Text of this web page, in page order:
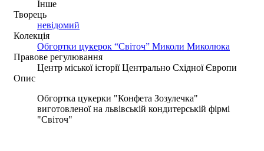
Інше
Творець
невідомий
Колекція
Обгортки цукерок “Світоч” Миколи Миколюка
Правове регулювання
Центр міської історії Центрально Східної Європи
Опис
Обгортка цукерки "Конфета Зозулечка"
виготовленої на львівській кондитерській фірмі
"Світоч"